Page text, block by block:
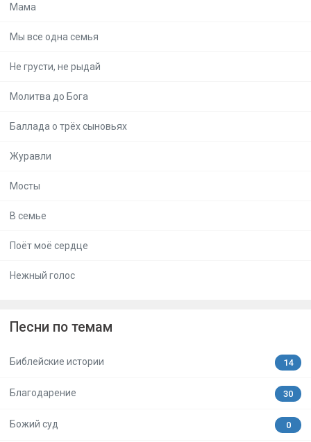
Мама
Мы все одна семья
Не грусти, не рыдай
Молитва до Бога
Баллада о трёх сыновьях
Журавли
Мосты
В семье
Поёт моё сердце
Нежный голос
Песни по темам
Библейские истории 14
Благодарение 30
Божий суд 0